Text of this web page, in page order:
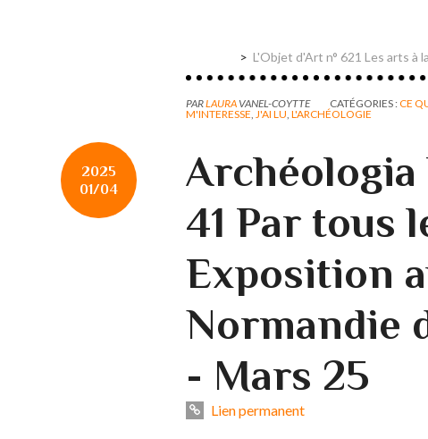
L'Objet d'Art n° 621 Les arts à
PARLAURA VANEL-COYTTE CATÉGORIES :CE
M'INTERESSE, J'AI LU, L'ARCHÉOLOGIE
2025
01/04
Archéologia
41 Par tous
Exposition
Normandie
- Mars 25
Lien permanent